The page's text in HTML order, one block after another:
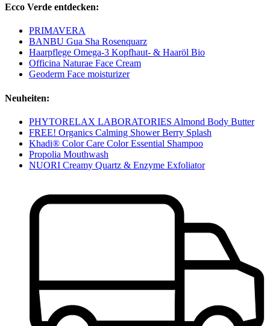
Ecco Verde entdecken:
PRIMAVERA
BANBU Gua Sha Rosenquarz
Haarpflege Omega-3 Kopfhaut- & Haaröl Bio
Officina Naturae Face Cream
Geoderm Face moisturizer
Neuheiten:
PHYTORELAX LABORATORIES Almond Body Butter
FREE! Organics Calming Shower Berry Splash
Khadi® Color Care Color Essential Shampoo
Propolia Mouthwash
NUORI Creamy Quartz & Enzyme Exfoliator